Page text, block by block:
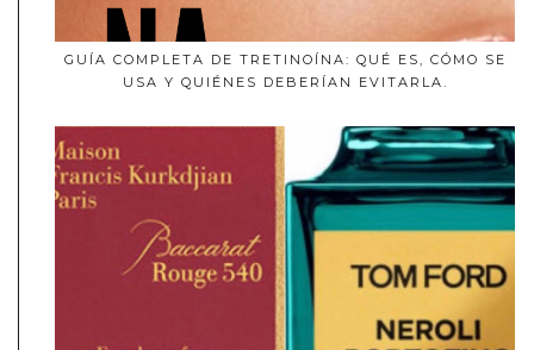
GUÍA COMPLETA DE TRETINOÍNA: QUÉ ES, CÓMO SE
USA Y QUIÉNES DEBERÍAN EVITARLA.